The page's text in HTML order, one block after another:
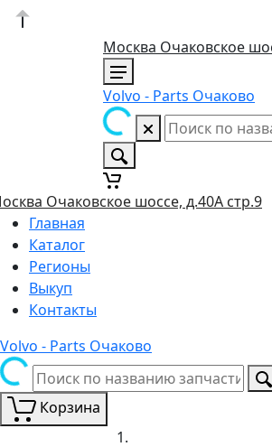
Москва Очаковское
Volvo - Parts Очаково
Очаковское шоссе, д.40А стр.9
Главная
Каталог
Регионы
Выкуп
Контакты
Volvo - Parts Очаково
Корзина